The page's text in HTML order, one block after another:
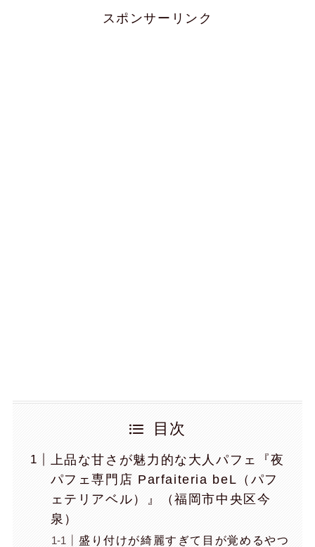
スポンサーリンク
目次
上品な甘さが魅力的な大人パフェ『夜
パフェ専門店 Parfaiteria beL（パフ
ェテリアベル）』（福岡市中央区今
泉）
盛り付けが綺麗すぎて目が覚めるやつ